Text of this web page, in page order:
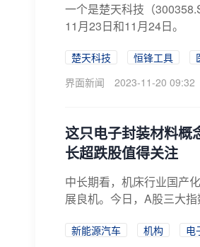
一个是楚天科技（
11月23日和11月24日。
楚天科技 恒锋工具
界面新闻
2023-11-20 09:32
这只电子封装材料概
长超跌股值得关注
中长期看，机床行业国产
展良机。今日，A股三大
新能源汽车 机构
电